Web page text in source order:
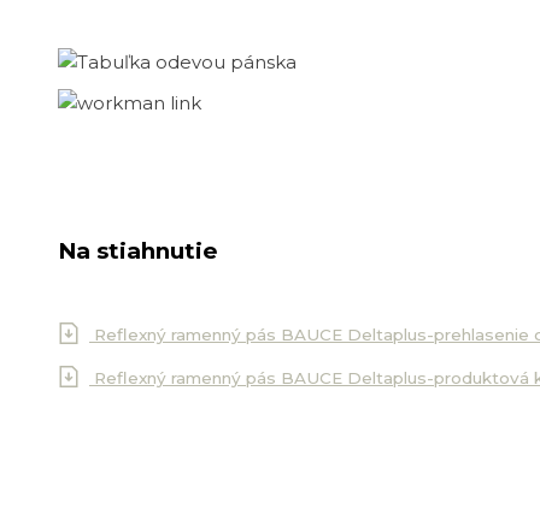
Na stiahnutie
Reflexný ramenný pás BAUCE Deltaplus-prehlasenie
Reflexný ramenný pás BAUCE Deltaplus-produktová